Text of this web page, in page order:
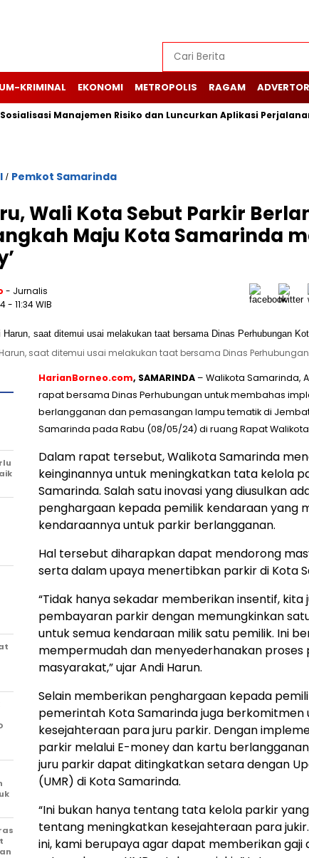
KRIMINAL EKONOMI METROPOLIS RAGAM
Manajemen Risiko dan Luncurkan Aplikasi
/ Pemkot Samarinda
Wali Kota Sebut Parkir
Maju Kota Samarinda
- Jurnalis
- 11:34 WIB
saat ditemui usai melakukan taat bersama Dinas
HarianBorneo.com, SAMARINDA – Walikota Samarinda,
rapat bersama Dinas Perhubungan untuk membahas
berlangganan dan pemasangan lampu tematik di
Samarinda pada Rabu (08/05/24) di ruang Rapat
Dalam rapat tersebut, Walikota Samarinda
keinginannya untuk meningkatkan tata kelola
Samarinda. Salah satu inovasi yang diusulkan
penghargaan kepada pemilik kendaraan yang
kendaraannya untuk parkir berlangganan.
Hal tersebut diharapkan dapat mendorong
serta dalam upaya menertibkan parkir di Kota
“Tidak hanya sekadar memberikan insentif, kita
pembayaran parkir dengan memungkinkan
untuk semua kendaraan milik satu pemilik. Ini
mempermudah dan menyederhanakan proses
masyarakat,” ujar Andi Harun.
Selain memberikan penghargaan kepada
pemerintah Kota Samarinda juga
kesejahteraan para juru parkir. Dengan
parkir melalui E-money dan kartu
juru parkir dapat ditingkatkan setara dengan
(UMR) di Kota Samarinda.
“Ini bukan hanya tentang tata kelola parkir
tentang meningkatkan kesejahteraan para
ini, kami berupaya agar dapat memberikan gaji